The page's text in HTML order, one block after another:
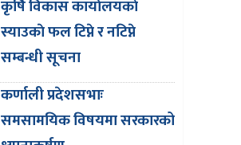
कृर्षि विकास कार्यालयकाे
स्याउकाे फल टिप्ने र नटिप्ने
सम्बन्धी सूचना
कर्णाली प्रदेशसभाः
समसामयिक विषयमा सरकारको